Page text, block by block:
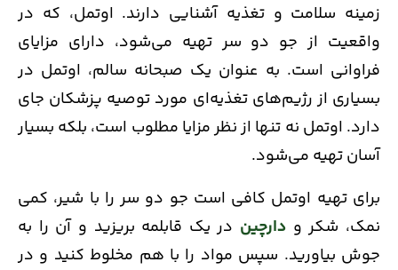
زمینه سلامت و تغذیه آشنایی دارند. اوتمل، که در
واقعیت از جو دو سر تهیه می‌شود، دارای مزایای
فراوانی است. به عنوان یک صبحانه سالم، اوتمل در
بسیاری از رژیم‌های تغذیه‌ای مورد توصیه پزشکان جای
دارد. اوتمل نه تنها از نظر مزایا مطلوب است، بلکه بسیار
آسان تهیه می‌شود.
برای تهیه اوتمل کافی است جو دو سر را با شیر، کمی
نمک، شکر و دارچین در یک قابلمه بریزید و آن را به
جوش بیاورید. سپس مواد را با هم مخلوط کنید و در